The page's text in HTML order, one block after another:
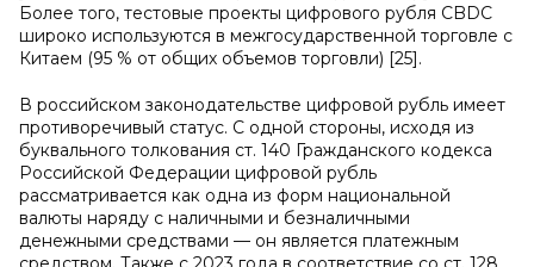
Более того, тестовые проекты цифрового рубля CBDC
широко используются в межгосударственной торговле с
Китаем (95 % от общих объемов торговли) [25].
В российском законодательстве цифровой рубль имеет
противоречивый статус. С одной стороны, исходя из
буквального толкования ст. 140 Гражданского кодекса
Российской Федерации цифровой рубль
рассматривается как одна из форм национальной
валюты наряду с наличными и безналичными
денежными средствами — он является платежным